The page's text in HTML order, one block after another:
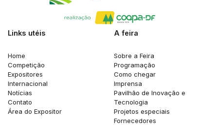
Links utéis
Home
Competição
Expositores
Internacional
Notícias
Contato
Área do Expositor
A feira
Sobre a Feira
Programação
Como chegar
Imprensa
Pavilhão de Inovação e
Tecnologia
Projetos especiais
Fornecedores